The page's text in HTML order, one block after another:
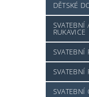
DĚTSKÉ
SVATEBNÍ
RUKAVICE
SVATEBNÍ
SVATEBNÍ
SVATEBNÍ